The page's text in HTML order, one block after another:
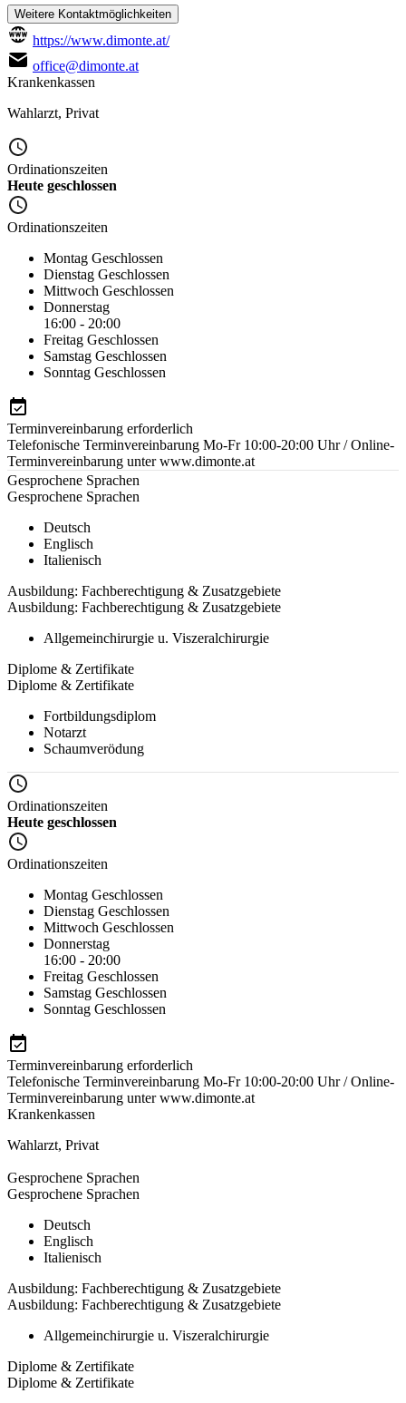
Weitere Kontaktmöglichkeiten
https://www.dimonte.at/
office@dimonte.at
Krankenkassen
Wahlarzt, Privat
Ordinationszeiten
Heute geschlossen
Ordinationszeiten
Montag Geschlossen
Dienstag Geschlossen
Mittwoch Geschlossen
Donnerstag
16:00 - 20:00
Freitag Geschlossen
Samstag Geschlossen
Sonntag Geschlossen
Terminvereinbarung erforderlich
Telefonische Terminvereinbarung Mo-Fr 10:00-20:00 Uhr / Online-
Terminvereinbarung unter www.dimonte.at
Gesprochene Sprachen
Gesprochene Sprachen
Deutsch
Englisch
Italienisch
Ausbildung: Fachberechtigung & Zusatzgebiete
Ausbildung: Fachberechtigung & Zusatzgebiete
Allgemeinchirurgie u. Viszeralchirurgie
Diplome & Zertifikate
Diplome & Zertifikate
Fortbildungsdiplom
Notarzt
Schaumverödung
Ordinationszeiten
Heute geschlossen
Ordinationszeiten
Montag Geschlossen
Dienstag Geschlossen
Mittwoch Geschlossen
Donnerstag
16:00 - 20:00
Freitag Geschlossen
Samstag Geschlossen
Sonntag Geschlossen
Terminvereinbarung erforderlich
Telefonische Terminvereinbarung Mo-Fr 10:00-20:00 Uhr / Online-
Terminvereinbarung unter www.dimonte.at
Krankenkassen
Wahlarzt, Privat
Gesprochene Sprachen
Gesprochene Sprachen
Deutsch
Englisch
Italienisch
Ausbildung: Fachberechtigung & Zusatzgebiete
Ausbildung: Fachberechtigung & Zusatzgebiete
Allgemeinchirurgie u. Viszeralchirurgie
Diplome & Zertifikate
Diplome & Zertifikate